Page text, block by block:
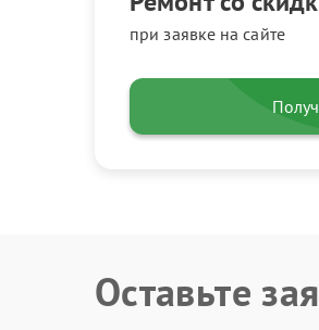
при заявке на сайте
Оставьте